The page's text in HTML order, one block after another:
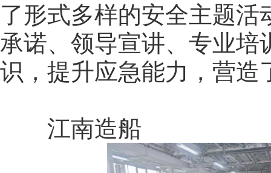
了形式多样的安全主题
承诺、领导宣讲、专业培
识，提升应急能力，营造
江南造船